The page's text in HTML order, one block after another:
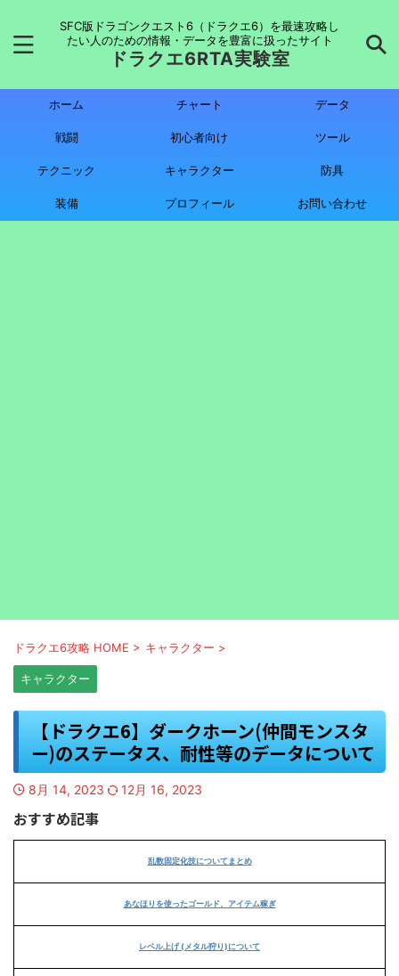
SFC版ドラゴンクエスト6（ドラクエ6）を最速攻略し
たい人のための情報・データを豊富に扱ったサイト
ドラクエ6RTA実験室
ホーム チャート データ
戦闘 初心者向け ツール
テクニック キャラクター 防具
装備 プロフィール お問い合わせ
ドラクエ6攻略 HOME > キャラクター >
キャラクター
【ドラクエ6】ダークホーン(仲間モンスタ
ー)のステータス、耐性等のデータについて
8月 14, 2023 12月 16, 2023
おすすめ記事
乱数固定化技についてまとめ
あなほりを使ったゴールド、アイテム稼ぎ
レベル上げ (メタル狩り)について